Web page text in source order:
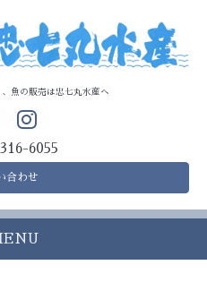
魚の販売は忠七丸水産へ
6055
合わせ